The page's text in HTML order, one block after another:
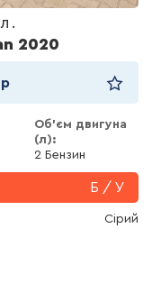
2020
Об'єм двигуна
(л):
2 Бензин
Б / У
Сірий